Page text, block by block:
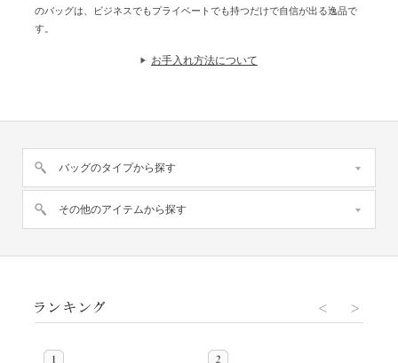
のバッグは、ビジネスでもプライベートでも持つだけで自信が出る逸品で
す。
お手入れ方法について
バッグのタイプから探す
その他のアイテムから探す